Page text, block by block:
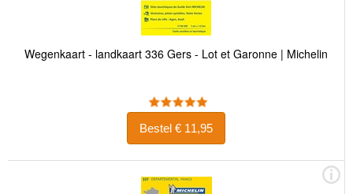
Wegenkaart - landkaart 336 Gers - Lot et Garonne | Michelin
Bestel € 11,95